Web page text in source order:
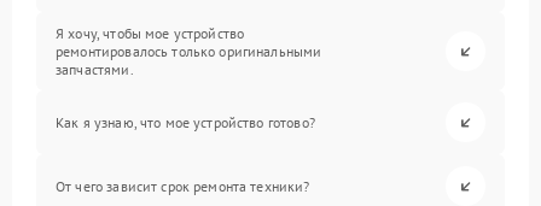
Я хочу, чтобы мое устройство
ремонтировалось только оригинальными
запчастями.
Как я узнаю, что мое устройство готово?
От чего зависит срок ремонта техники?